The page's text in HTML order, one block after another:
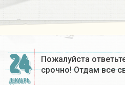
24
ДЕКАБРЬ
Пожалуйста
срочно! Отдам все